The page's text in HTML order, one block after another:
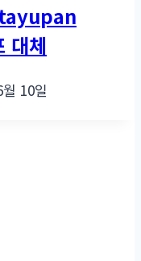
대체
10일